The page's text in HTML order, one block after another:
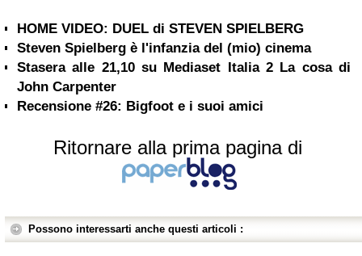
HOME VIDEO: DUEL di STEVEN SPIELBERG
Steven Spielberg è l'infanzia del (mio) cinema
Stasera alle 21,10 su Mediaset Italia 2 La cosa di
John Carpenter
Recensione #26: Bigfoot e i suoi amici
Ritornare alla prima pagina di
Possono interessarti anche questi articoli :